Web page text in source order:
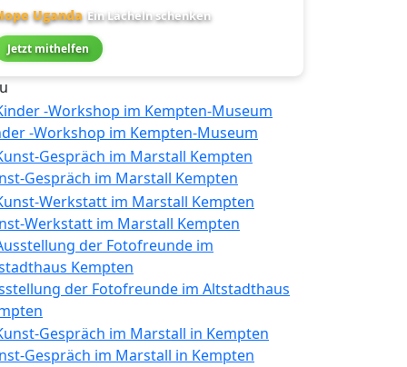
Uganda Ein Lächeln schenken
Jetzt mithelfen
-Workshop im Kempten-Museum
Gespräch im Marstall Kempten
Werkstatt im Marstall Kempten
der Fotofreunde im Altstadthaus
Gespräch im Marstall in Kempten